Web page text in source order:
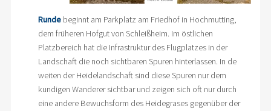
Rundebeginnt am Parkplatz am Friedhof in Hochmutting,
dem früheren Hofgut von Schleißheim. Im östlichen
Platzbereich hat die Infrastruktur des Flugplatzes in der
Landschaft die noch sichtbaren Spuren hinterlassen. In de
weiten der Heidelandschaft sind diese Spuren nur dem
kundigen Wanderer sichtbar und zeigen sich oft nur durch
eine andere Bewuchsform des Heidegrases gegenüber der